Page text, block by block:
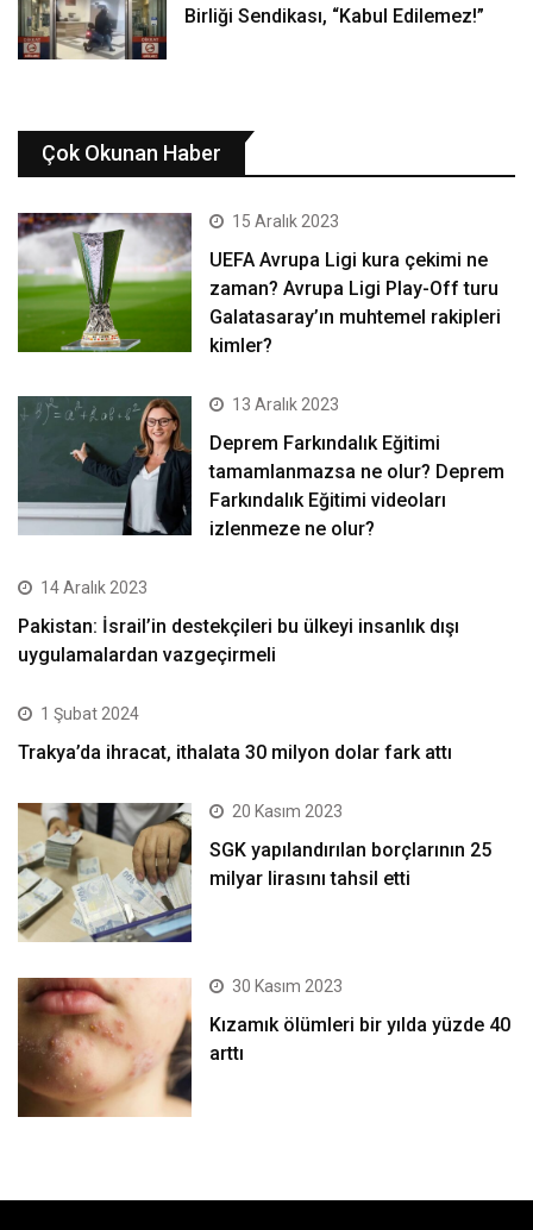
Birliği Sendikası, “Kabul Edilemez!”
Çok Okunan Haber
15 Aralık 2023
UEFA Avrupa Ligi kura çekimi ne
zaman? Avrupa Ligi Play-Off turu
Galatasaray’ın muhtemel rakipleri
kimler?
13 Aralık 2023
Deprem Farkındalık Eğitimi
tamamlanmazsa ne olur? Deprem
Farkındalık Eğitimi videoları
izlenmeze ne olur?
14 Aralık 2023
Pakistan: İsrail’in destekçileri bu ülkeyi insanlık dışı
uygulamalardan vazgeçirmeli
1 Şubat 2024
Trakya’da ihracat, ithalata 30 milyon dolar fark attı
20 Kasım 2023
SGK yapılandırılan borçlarının 25
milyar lirasını tahsil etti
30 Kasım 2023
Kızamık ölümleri bir yılda yüzde 40
arttı